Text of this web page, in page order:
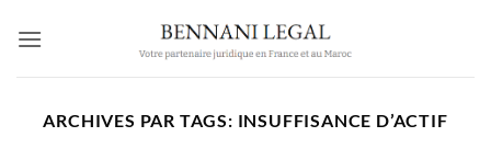
ARCHIVES PAR TAGS: INSUFFISANCE D’ACTIF